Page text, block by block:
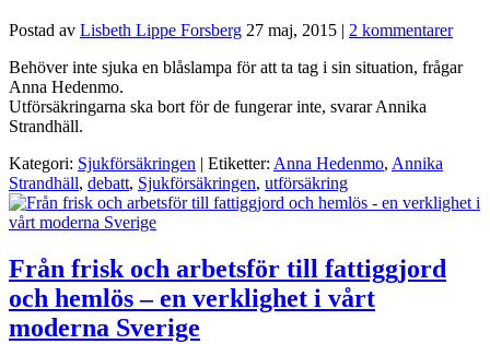
Postad av Lisbeth Lippe Forsberg 27 maj, 2015 | 2 kommentarer
Behöver inte sjuka en blåslampa för att ta tag i sin situation, frågar
Anna Hedenmo.
Utförsäkringarna ska bort för de fungerar inte, svarar Annika
Strandhäll.
Kategori: Sjukförsäkringen | Etiketter: Anna Hedenmo, Annika
Strandhäll, debatt, Sjukförsäkringen, utförsäkring
Från frisk och arbetsför till fattiggjord
och hemlös – en verklighet i vårt
moderna Sverige